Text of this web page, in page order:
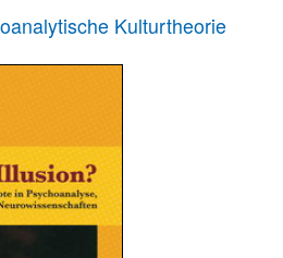
Kulturtheorie